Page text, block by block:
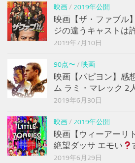
映画/ 2019年公開
映画【ザ・ファブル
ジの違うキャストは
2019年7月10日
90点〜 / 映画
映画【パピヨン】感
ム ラミ・マレック 2
2019年6月30日
映画/ 2019年公開
映画【ウィーアーリ
絶望ダッサ エモい
2019年6月29日